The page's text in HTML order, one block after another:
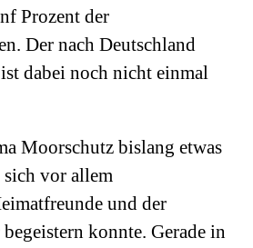
Prozent der
Der nach Deutschland
dabei noch nicht einmal
Moorschutz bislang etwas
sich vor allem
und der
konnte. Gerade in